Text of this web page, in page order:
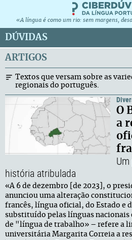
«A língua é como um rio: sem margens,
DÚVIDAS
ARTIGOS
Textos que versam sobre as
regionais do português.
O
a
história atribulada
«A 6 de dezembro [de 2023], o
anunciou uma alteração
francês, língua oficial, do Estado e
substituído pelas línguas nacionais
de "língua de trabalho» – refere a
universitária Margarita Correia a